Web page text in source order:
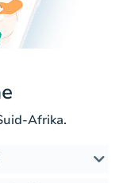
Afrika.